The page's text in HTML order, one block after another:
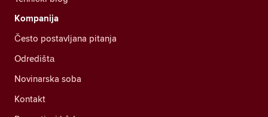
Kompanija
Često postavljana pitanja
Odredištа
Novinarska soba
Kontakt